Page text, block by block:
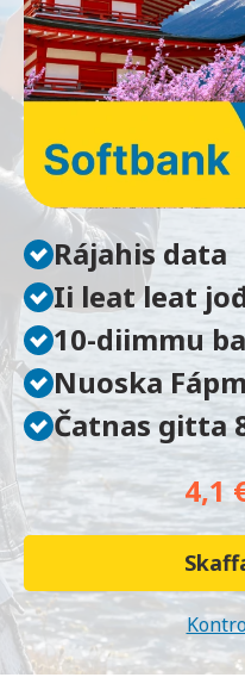
Rájahis data
Ii leat leat
10-diimmu
Nuoska
Čatnas gitta
4,1